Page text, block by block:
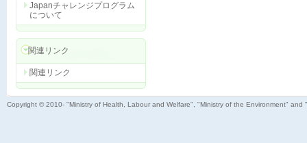
Japanチャレンジプログラム
について
関連リンク
関連リンク
Copyright © 2010- "Ministry of Health, Labour and Welfare", "Ministry of the Environment"